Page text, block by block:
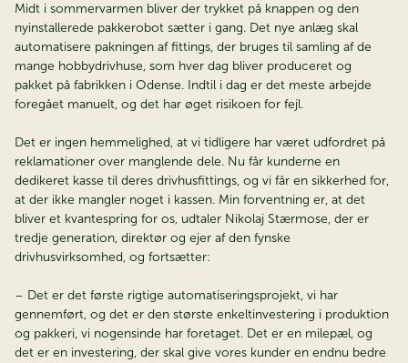
Midt i sommervarmen bliver der trykket på knappen og den
nyinstallerede pakkerobot sætter i gang. Det nye anlæg skal
automatisere pakningen af fittings, der bruges til samling af de
mange hobbydrivhuse, som hver dag bliver produceret og
pakket på fabrikken i Odense. Indtil i dag er det meste arbejde
foregået manuelt, og det har øget risikoen for fejl.
Det er ingen hemmelighed, at vi tidligere har været udfordret på
reklamationer over manglende dele. Nu får kunderne en
dedikeret kasse til deres drivhusfittings, og vi får en sikkerhed for,
at der ikke mangler noget i kassen. Min forventning er, at det
bliver et kvantespring for os, udtaler Nikolaj Stærmose, der er
tredje generation, direktør og ejer af den fynske
drivhusvirksomhed, og fortsætter:
– Det er det første rigtige automatiseringsprojekt, vi har
gennemført, og det er den største enkeltinvestering i produktion
og pakkeri, vi nogensinde har foretaget. Det er en milepæl, og
det er en investering, der skal give vores kunder en endnu bedre